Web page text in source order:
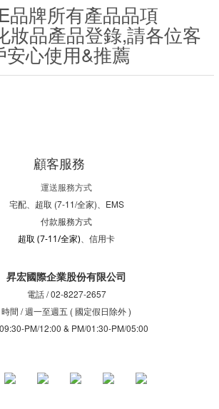
品牌所有產品品項
妝品產品登錄,請各位客
安心使用&推薦
顧客服務
運送服務方式
宅配、超取 (7-11/全家)、EMS
付款服務方式
超取 (7-11/全家) 、信用卡
昇宏國際企業股份有限公司
電話 / 02-8227-2657
時間 / 週一至週五 ( 國定假日除外 )
PM/12:00 & PM/01:30-PM/05:00